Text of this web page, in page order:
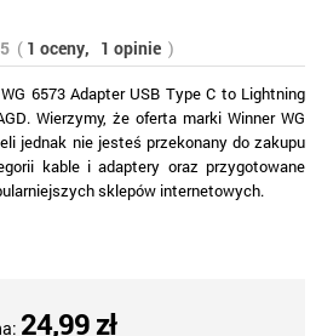
5( 1 oceny, 1 opinie )
6573 Adapter USB Type C to Lightning
Wierzymy, że oferta marki Winner WG
jednak nie jesteś przekonany do zakupu
kable i adaptery oraz przygotowane
sklepów internetowych.
24,99 zł